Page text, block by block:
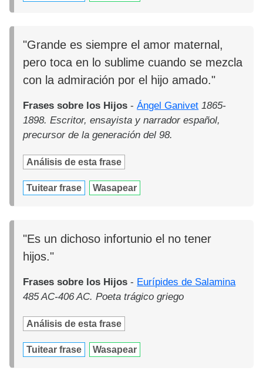
"Grande es siempre el amor maternal,
pero toca en lo sublime cuando se mezcla
con la admiración por el hijo amado."
Frases sobre los Hijos -Ángel Ganivet 1865-
1898. Escritor, ensayista y narrador español,
precursor de la generación del 98.
Análisis de esta frase
Tuitear frase Wasapear
"Es un dichoso infortunio el no tener
hijos."
Frases sobre los Hijos - Eurípides de Salamina
485 AC-406 AC. Poeta trágico griego
Análisis de esta frase
Tuitear frase Wasapear